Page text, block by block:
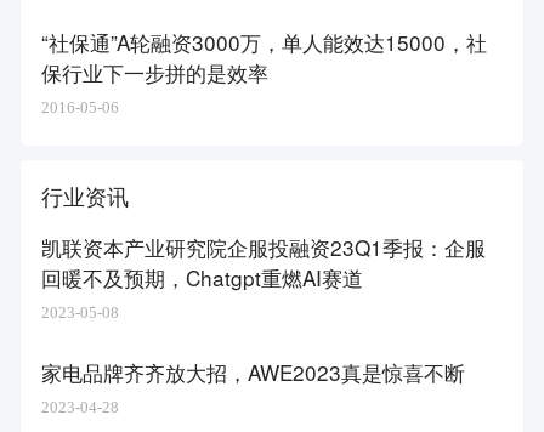
“社保通”A轮融资3000万，单人能效达15000，社
保行业下一步拼的是效率
2016-05-06
行业资讯
凯联资本产业研究院企服投融资23Q1季报：企服
回暖不及预期，Chatgpt重燃AI赛道
2023-05-08
家电品牌齐齐放大招，AWE2023真是惊喜不断
2023-04-28